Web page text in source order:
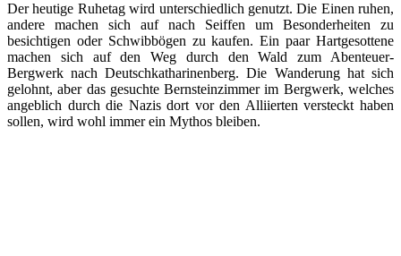
Der heutige Ruhetag wird unterschiedlich genutzt. Die Einen ruhen,
andere machen sich auf nach Seiffen um Besonderheiten zu
besichtigen oder Schwibbögen zu kaufen. Ein paar Hartgesottene
machen sich auf den Weg durch den Wald zum Abenteuer-
Bergwerk nach Deutschkatharinenberg. Die Wanderung hat sich
gelohnt, aber das gesuchte Bernsteinzimmer im Bergwerk, welches
angeblich durch die Nazis dort vor den Alliierten versteckt haben
sollen, wird wohl immer ein Mythos bleiben.